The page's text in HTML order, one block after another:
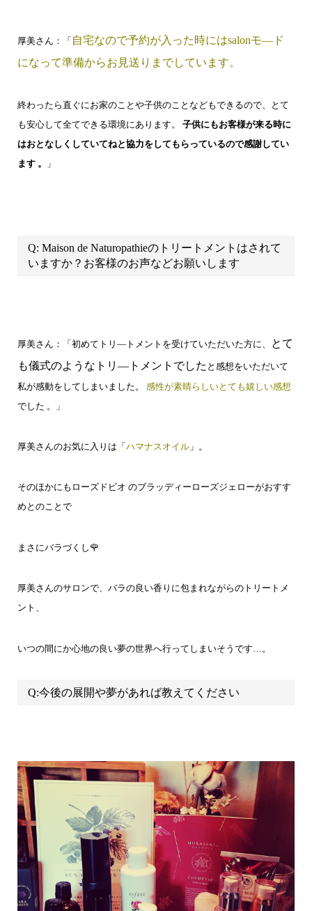
厚美さん：「 自宅なので予約が入った時にはsalonモ―ド
になって準備からお見送りまでしています。
終わったら直ぐにお家のことや子供のことなどもできるので、とて
も安心して全てできる環境にあります。 子供にもお客様が来る時に
はおとなしくしていてねと協力をしてもらっているので感謝してい
ます 。
」
Q: Maison de Naturopathieのトリートメントはされて
いますか？お客様のお声などお願いします
厚美さん：「初めてトリ―トメントを受けていただいた方に、
とて
も儀式のようなトリ―トメントでした と感想をいただいて
私が感動をしてしまいました。 感性が素晴らしいとても嬉しい感想
でした 。」
厚美さんのお気に入りは「 ハマナスオイル」。
そのほかにもローズドビオ のブラッディーローズジェローがおすす
めとのことで
まさにバラづくし🌹
厚美さんのサロンで、バラの良い香りに包まれながらのトリートメ
ント、
いつの間にか心地の良い夢の世界へ行ってしまいそうです…。
Q:今後の展開や夢があれば教えてください